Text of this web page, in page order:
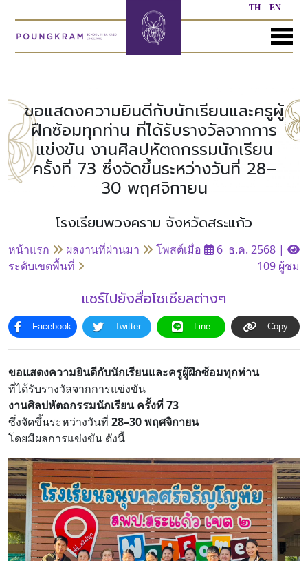
TH EN
MENU
แรก
กับ
ประวัติ
โรงเรียน
พันธ
กิจ
โครงสร้าง
ขอบข่าย
และ
ภารกิจ
หลักสูตร
ก่อน
วัย
เรียน
หลักสูตร
ประถม
ศึกษา
หลักสูตร
มัธยมศึกษา
ผล
งาน
ที่
ผ่าน
มา
ผ่าน
มา
เราขอแสดงความยินดีกับนักเรียนและครูผู้
ฝึกซ้อมทุกท่าน ที่ได้รับรางวัลจากการ
แข่งขัน งานศิลปหัตถกรรมนักเรียน
ครั้งที่ 73 ซึ่งจัดขึ้นระหว่างวันที่ 28–
30 พฤศจิกายน
โรงเรียนพวงคราม จังหวัดสระแก้ว
หน้าแรก
ผลงานที่ผ่านมา
ระดับเขตพื้นที่
โพสต์เมื่อ 6 ธ.ค. 2568 |
109 ผู้ชม
แชร์ไปยังสื่อโซเชียลต่างๆ
Facebook Twitter Line Copy
ขอแสดงความยินดีกับนักเรียนและครูผู้ฝึกซ้อมทุกท่าน
ที่ได้รับรางวัลจากการแข่งขัน
งานศิลปหัตถกรรมนักเรียน ครั้งที่ 73
ซึ่งจัดขึ้นระหว่างวันที่ 28–30 พฤศจิกายน
โดยมีผลการแข่งขัน ดังนี้